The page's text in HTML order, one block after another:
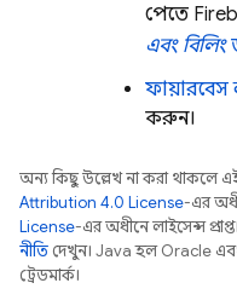
পেতে
এবং বিলিং
ফায়ারবেস
করুন।
অন্য কিছু উল্লেখ না করা থাকলে, এই
Attribution 4.0 License-এর
License-এর অধীনে লাইসেন্স
নীতি দেখুন। Java হল Oracle
ট্রেডমার্ক।